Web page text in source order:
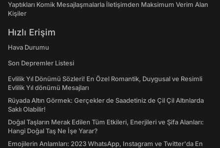
Yaptıkları Komik Mesajlaşmalarla İletişimden Maksimum Verim Alan
Kişiler
Hızlı Erişim
Hava Durumu
Son Depremler Listesi
Evlilik Yıl Dönümü Sözleri! En Özel Romantik, Duygusal ve Resimli
Evlilik Yıl dönümü Mesajları
Rüyada Altın Görmek: Gerçekler de Saadetiniz de Çil Çil Altınlarda
Saklı Olabilir!
Doğal Taşların Merak Edilen Tüm Etkileri, Enerjileri ve Şifa Alanları:
Hangi Doğal Taş Ne İşe Yarar?
Emojilerin Anlamları: 2023 WhatsApp, Instagram ve Twitter'da En